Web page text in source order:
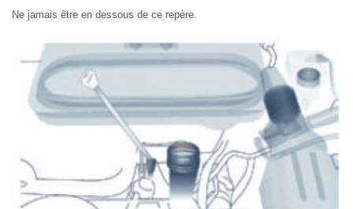
Ne jamais être en dessous de ce repère.